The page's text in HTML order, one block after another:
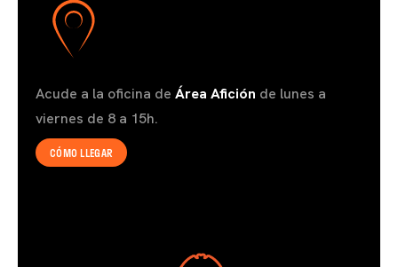
Acude a la oficina de Área Afición de lunes a
viernes de 8 a 15h.
CÓMO LLEGAR